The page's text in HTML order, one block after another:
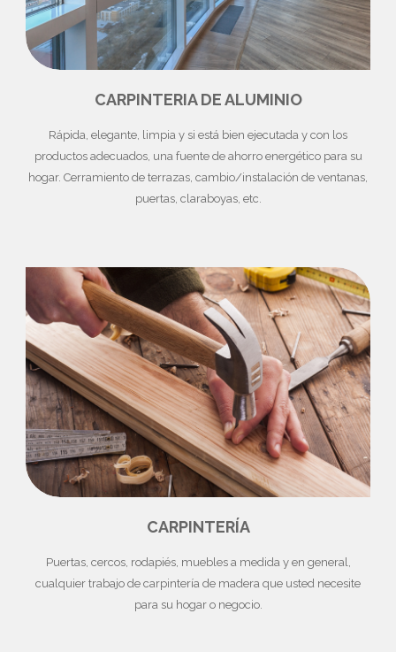
CARPINTERIA DE ALUMINIO
Rápida, elegante, limpia y si está bien ejecutada y con los
productos adecuados, una fuente de ahorro energético para su
hogar. Cerramiento de terrazas, cambio/instalación de ventanas,
puertas, claraboyas, etc.
CARPINTERÍA
Puertas, cercos, rodapiés, muebles a medida y en general,
cualquier trabajo de carpintería de madera que usted necesite
para su hogar o negocio.